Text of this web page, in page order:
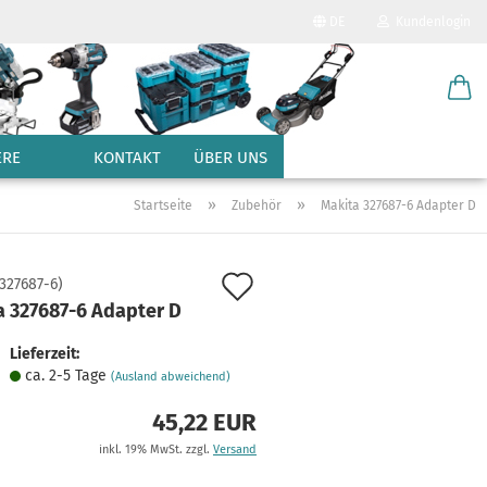
Sprache auswählen
Lieferland
Passwort
KONTAKT ÜBER UNS
Startseite » Zubehör » Makita 327687-6 Adapter D
327687-6)
327687-6 Adapter D
Lieferzeit:
ca. 2-5 Tage(Ausland abweichend)
45,22 EUR
inkl. 19% MwSt. zzgl. Versand